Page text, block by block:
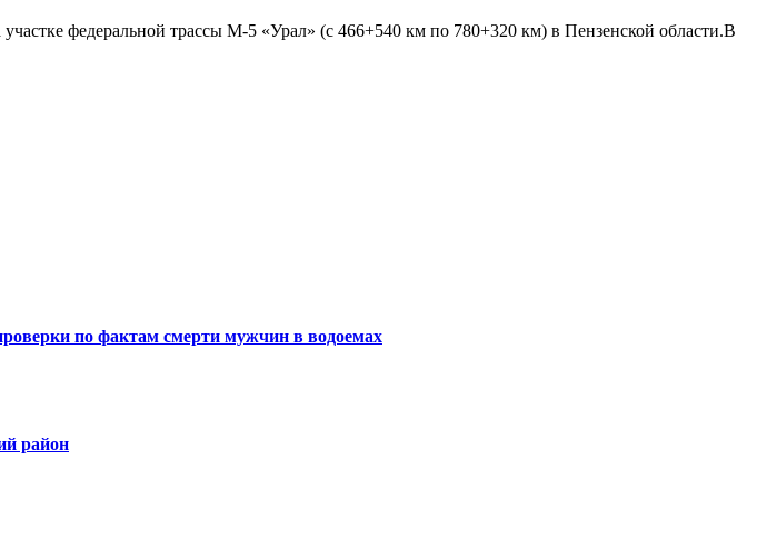
федеральной трассы М-5 «Урал» (с 466+540 км по 780+320 км) в Пензенской области.В
по фактам смерти мужчин в водоемах
район